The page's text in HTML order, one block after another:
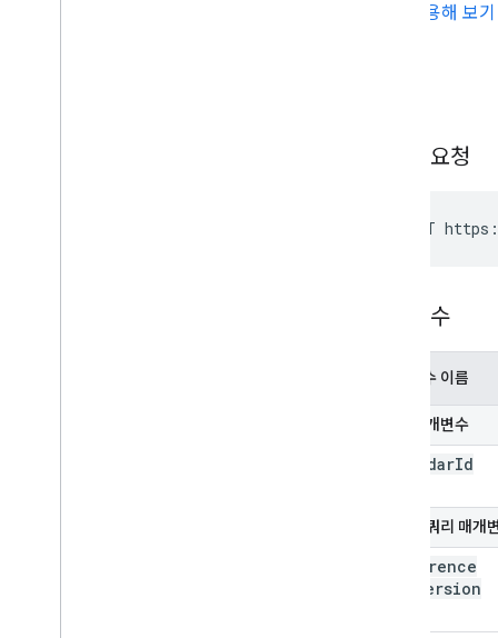
지금 사용해 보기
HTTP 요청
POST
매개변수
매개변수 이름
경로 매개변수
calendarId
선택적 쿼리 매개
conference
Version